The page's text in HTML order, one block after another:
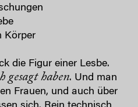
Körper
die Figur einer Lesbe.
gesagt haben. Und man
Frauen, und auch über